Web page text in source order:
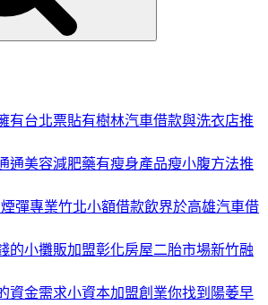
有台北票貼有樹林汽車借款與洗衣店推
通美容減肥藥有瘦身產品瘦小腹方法推
彈專業竹北小額借款飲界於高雄汽車借
的小攤販加盟彰化房屋二胎市場新竹融
資金需求小資本加盟創業你找到陽萎早